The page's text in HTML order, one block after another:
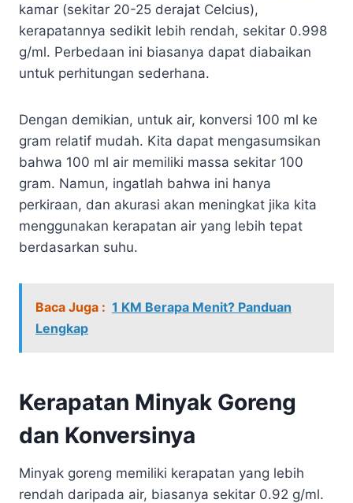
kamar (sekitar 20-25 derajat Celcius),
kerapatannya sedikit lebih rendah, sekitar 0.998
g/ml. Perbedaan ini biasanya dapat diabaikan
untuk perhitungan sederhana.
Dengan demikian, untuk air, konversi 100 ml ke
gram relatif mudah. Kita dapat mengasumsikan
bahwa 100 ml air memiliki massa sekitar 100
gram. Namun, ingatlah bahwa ini hanya
perkiraan, dan akurasi akan meningkat jika kita
menggunakan kerapatan air yang lebih tepat
berdasarkan suhu.
Baca Juga : 1 KM Berapa Menit? Panduan
Lengkap
Kerapatan Minyak Goreng
dan Konversinya
Minyak goreng memiliki kerapatan yang lebih
rendah daripada air, biasanya sekitar 0.92 g/ml.